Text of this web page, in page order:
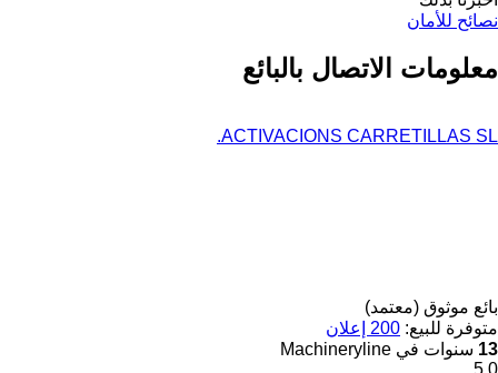
نصائح للأمان
معلومات الاتصال بالبائع
ACTIVACIONS CARRETILLAS SL.
بائع موثوق (معتمد)
متوفرة للبيع: 200 إعلان
13 سنوات في Machineryline
5.0